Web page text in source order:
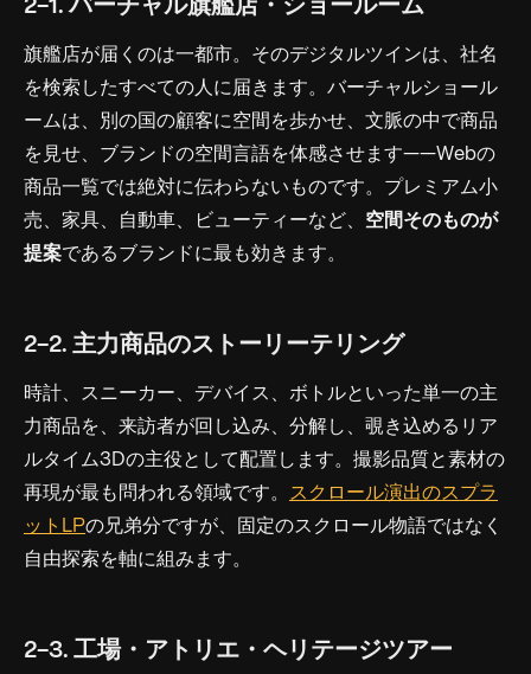
2-1. バーチャル旗艦店・ショールーム
旗艦店が届くのは一都市。そのデジタルツインは、社名
を検索したすべての人に届きます。バーチャルショール
ームは、別の国の顧客に空間を歩かせ、文脈の中で商品
を見せ、ブランドの空間言語を体感させます——Webの
商品一覧では絶対に伝わらないものです。プレミアム小
売、家具、自動車、ビューティーなど、 空間そのものが
提案であるブランドに最も効きます。
2-2. 主力商品のストーリーテリング
時計、スニーカー、デバイス、ボトルといった単一の主
力商品を、来訪者が回し込み、分解し、覗き込めるリア
ルタイム3Dの主役として配置します。撮影品質と素材の
再現が最も問われる領域です。 スクロール演出のスプラ
ットLPの兄弟分ですが、固定のスクロール物語ではなく
自由探索を軸に組みます。
2-3. 工場・アトリエ・ヘリテージツアー